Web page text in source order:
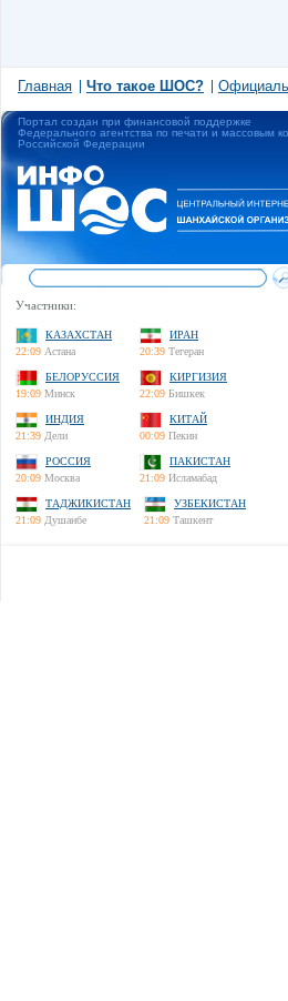
Главная Что такое ШОС?
Портал создан при финансовой поддержке
Федерального агентства по печати и массовым
Российской Федерации
Участники:
КАЗАХСТАН
22:09 Астана
ИРАН
20:39 Тегеран
БЕЛОРУССИЯ
19:09 Минск
КИРГИЗИЯ
22:09 Бишкек
ИНДИЯ
21:39 Дели
КИТАЙ
00:09 Пекин
РОССИЯ
20:09 Москва
ПАКИСТАН
21:09 Исламабад
ТАДЖИКИСТАН
21:09 Душанбе
УЗБЕКИСТАН
21:09 Ташкент